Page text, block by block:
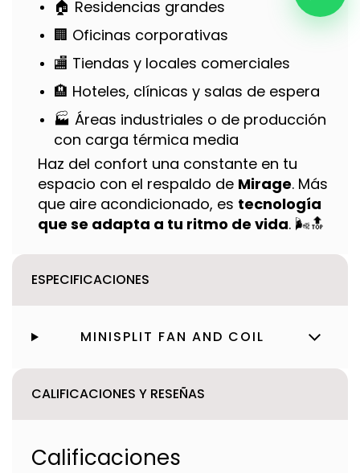
🏠 Residencias grandes
🏢 Oficinas corporativas
🏬 Tiendas y locales comerciales
🏨 Hoteles, clínicas y salas de espera
🏭 Áreas industriales o de producción
con carga térmica media
Haz del confort una constante en tu
espacio con el respaldo de Mirage. Más
que aire acondicionado, es tecnología
que se adapta a tu ritmo de vida. 🌬️🔝
ESPECIFICACIONES
MINISPLIT FAN AND COIL
CALIFICACIONES Y RESEÑAS
Calificaciones